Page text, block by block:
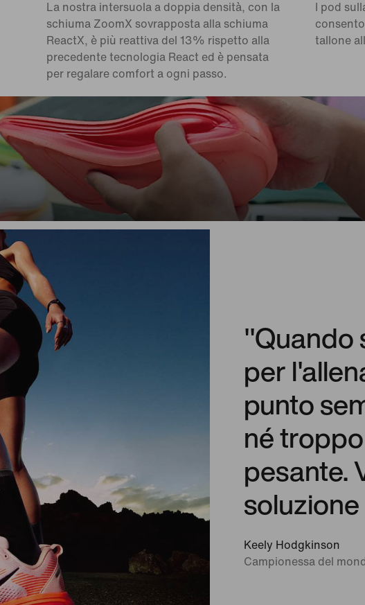
La nostra intersuola a doppia densità, con la
schiuma ZoomX sovrapposta alla schiuma
ReactX, è più reattiva del 13% rispetto alla
precedente tecnologia React ed è pensata
per regalare comfort a ogni passo.
I pod
tallone
"Quando
per
punto
né
pesante.
Keely Hodgkinson
Campionessa del